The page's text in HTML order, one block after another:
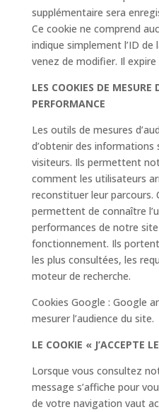
supplémentaire sera
Ce cookie ne comprend
indique simplement l’ID
venez de modifier. Il expire
LES COOKIES DE MESURE
PERFORMANCE
Les outils de mesures
d’obtenir des informations
visiteurs. Ils permettent
comment les utilisateurs
reconstituer leur parcours.
permettent de connaître
performances de notre
fonctionnement. Ils
les plus consultées, les
moteur de recherche.
Cookies Google : Google
mesurer l’audience du site.
LE COOKIE « J’ACCEPTE
Lorsque vous consultez
message s’affiche pour
de votre navigation vaut